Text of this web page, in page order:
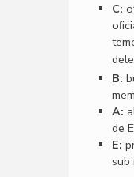
C:
B:
A:
de
E:
sub